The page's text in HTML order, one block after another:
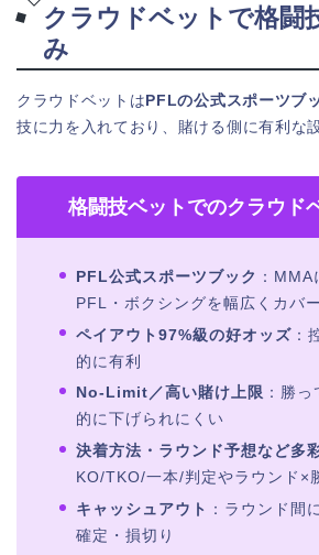
クラウドベットで格闘
み
クラウドベットは PFLの公式スポーツブ
技に力を入れており、賭ける側に有利な
格闘技ベットでのクラウド
PFL公式スポーツブック ：
PFL・ボクシングを幅広くカバー
ペイアウト97%級の好オッズ ：
的に有利
No-Limit／高い賭け上限 ：勝
的に下げられにくい
決着方法・ラウンド予想など多
KO/TKO/一本/判定やラウンド×
キャッシュアウト
：ラウンド間
確定・損切り